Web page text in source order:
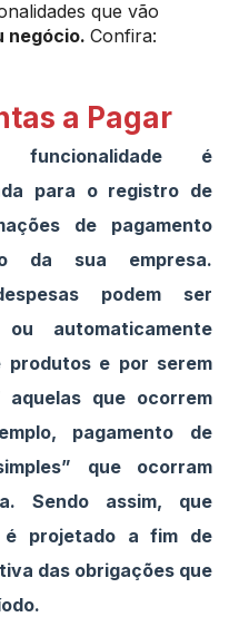
que vão
negócio. Confira:
a Pagar
funcionalidade é
para o registro de
de pagamento
da sua empresa.
podem ser
ou automaticamente
produtos e por serem
aquelas que ocorrem
pagamento de
que ocorram
Sendo assim, que
é projetado a fim de
das obrigações que